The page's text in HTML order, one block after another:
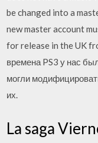
be changed into a
new master account
for release in the UK
времена PS3 у нас
могли
их.
La saga